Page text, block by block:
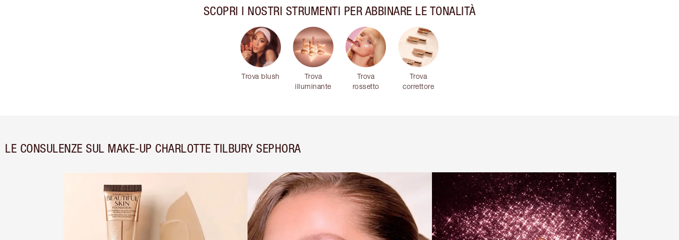
SCOPRI I NOSTRI STRUMENTI PER ABBINARE LE TONALITÀ
Trova blush
Trova
illuminante
Trova
rossetto
Trova
correttore
LE CONSULENZE SUL MAKE-UP CHARLOTTE TILBURY SEPHORA